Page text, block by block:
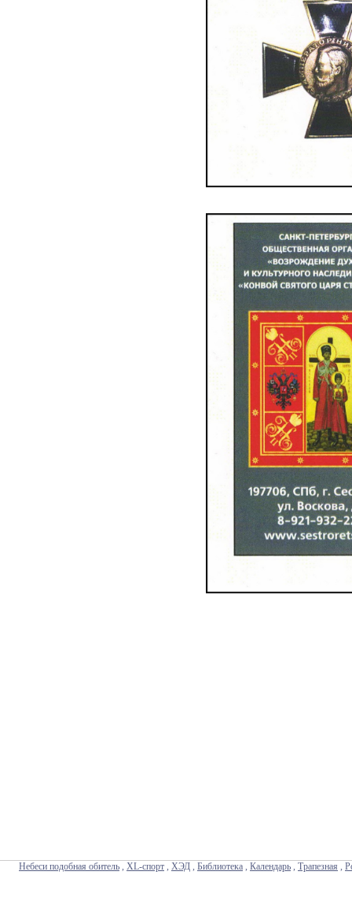
Небеси подобная обитель , XL-спорт , ХЭД , Библиотека , Календарь , Трапезная ,